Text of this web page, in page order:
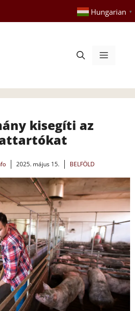
Hungarian ▼
Menü
kisegíti az
2025. május 15. BELFÖLD